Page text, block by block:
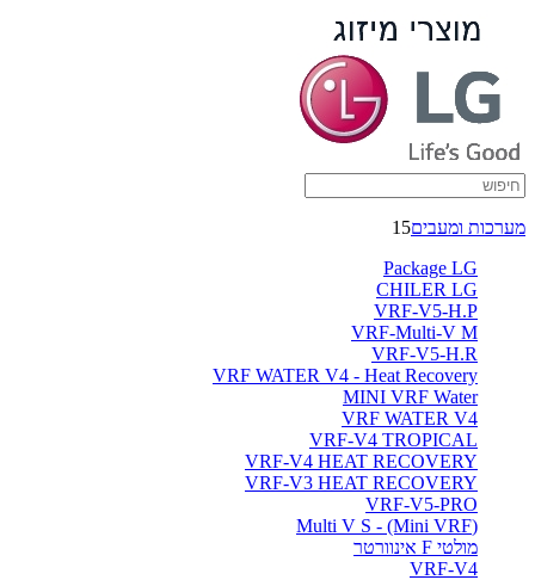
מערכות ומעבים15
Package LG
CHILER LG
VRF-V5-H.P
VRF-Multi-V M
VRF-V5-H.R
VRF WATER V4 - Heat Recovery
MINI VRF Water
VRF WATER V4
VRF-V4 TROPICAL
VRF-V4 HEAT RECOVERY
VRF-V3 HEAT RECOVERY
VRF-V5-PRO
(Multi V S - (Mini VRF
מולטי F אינוורטר
VRF-V4